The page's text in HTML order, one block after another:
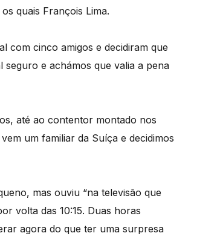
quais François Lima.
com cinco amigos e decidiram que
e achámos que valia a pena
até ao contentor montado nos
um familiar da Suíça e decidimos
mas ouviu “na televisão que
volta das 10:15. Duas horas
agora do que ter uma surpresa